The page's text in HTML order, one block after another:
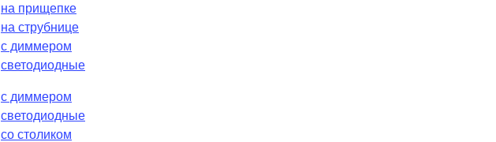
на прищепке
на струбнице
с диммером
светодиодные
с диммером
светодиодные
со столиком